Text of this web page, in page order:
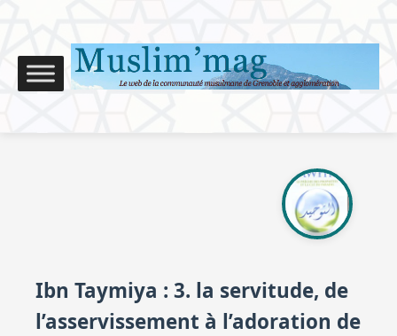
Ibn Taymiya : 3. la servitude, de
l’asservissement à l’adoration de